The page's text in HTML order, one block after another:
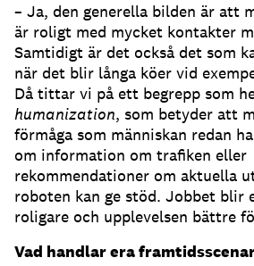
– Ja, den generella bilden är att
är roligt med mycket kontakter
Samtidigt är det också det som
när det blir långa köer vid
Då tittar vi på ett begrepp som
humanization, som betyder att
förmåga som människan redan
om information om trafiken eller
rekommendationer om aktuella
roboten kan ge stöd. Jobbet blir
roligare och upplevelsen bättre
Vad handlar era